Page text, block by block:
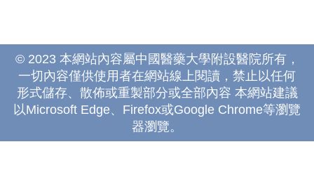
© 2023 本網站內容屬中國醫藥大學附設醫院所有，
一切內容僅供使用者在網站線上閱讀，禁止以任何
形式儲存、散佈或重製部分或全部內容 本網站建議
以Microsoft Edge、Firefox或Google Chrome等瀏覽
器瀏覽。